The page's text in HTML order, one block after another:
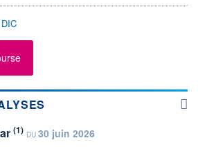
(1) DU 30 juin 2026